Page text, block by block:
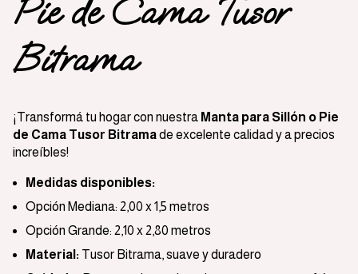
Pie de Cama Tusor
Bitrama
¡Transformá tu hogar con nuestra Manta para Sillón o Pie
de Cama Tusor Bitramade excelente calidad y a precios
increíbles!
Medidas disponibles:
Opción Mediana: 2,00 x 1,5 metros
Opción Grande: 2,10 x 2,80 metros
Material: Tusor Bitrama, suave y duradero